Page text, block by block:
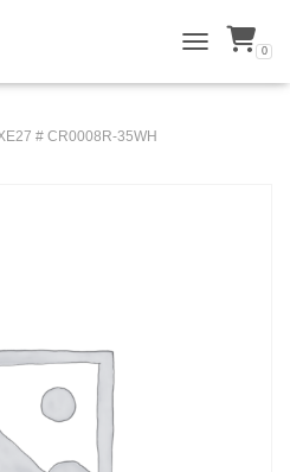
ALTERNAR
0
# CR0008R-35WH